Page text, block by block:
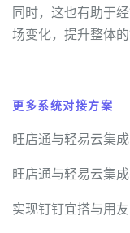
同时，这也有助于
场变化，提升整体的
更多系统对接方案
旺店通与轻易云集
旺店通与轻易云集
实现钉钉宜搭与用